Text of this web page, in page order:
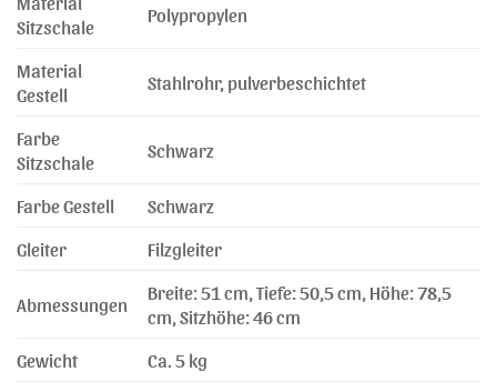
Sitzschale
Polypropylen
Material
Gestell
Stahlrohr, pulverbeschichtet
Farbe
Sitzschale
Schwarz
Farbe Gestell
Schwarz
Gleiter
Filzgleiter
Abmessungen
Breite: 51 cm, Tiefe: 50,5 cm, Höhe: 78,5
cm, Sitzhöhe: 46 cm
Gewicht
Ca. 5 kg